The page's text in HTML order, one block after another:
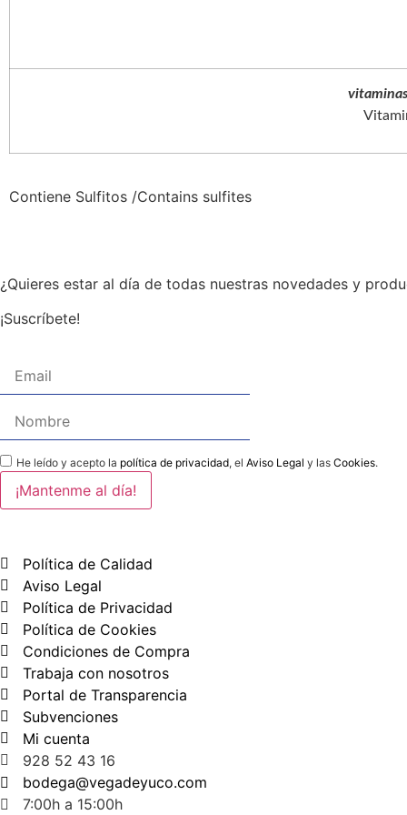
Contiene Sulfitos /Contains sulfites
¿Quieres estar al día de todas nuestras novedades y
¡Suscríbete!
He leído y acepto la política de privacidad, el Aviso Legal y las Cookies.
Política de Calidad
Aviso Legal
Política de Privacidad
Política de Cookies
Condiciones de Compra
Trabaja con nosotros
Portal de Transparencia
Subvenciones
Mi cuenta
928 52 43 16
bodega@vegadeyuco.com
7:00h a 15:00h